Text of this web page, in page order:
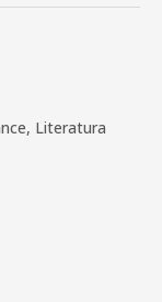
Literatura